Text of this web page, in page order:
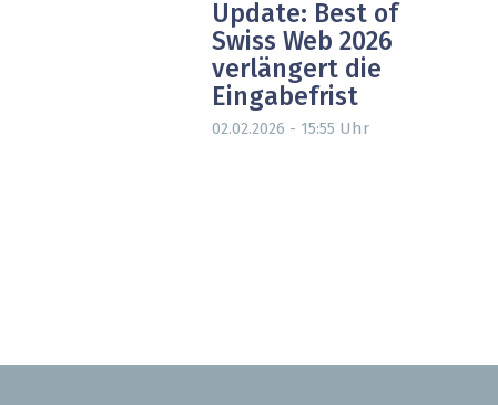
Update: Best of
Swiss Web 2026
verlängert die
Eingabefrist
02.02.2026 - 15:55 Uhr